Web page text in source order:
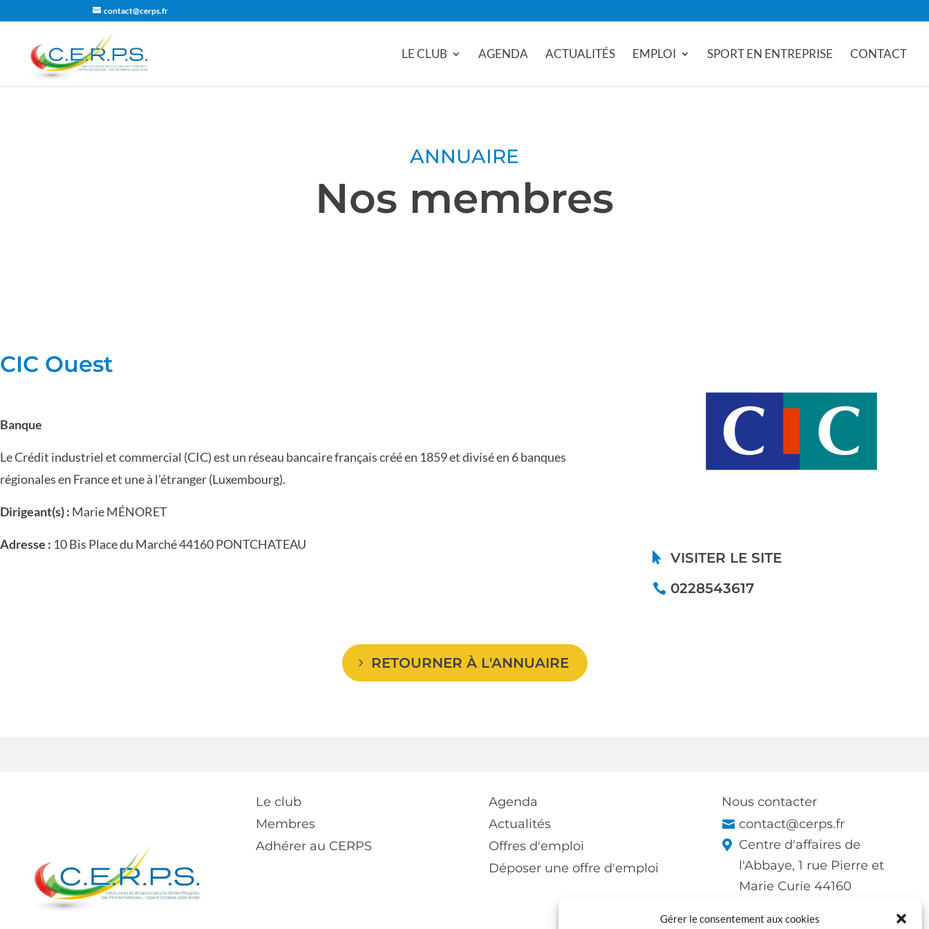
Gérer le consentement aux cookies
contact@cerps.fr
LE CLUB AGENDA ACTUALITÉS EMPLOI SPORT EN ENTREPRISE CONTACT
ANNUAIRE
Nos membres
CIC Ouest
Banque
Le Crédit industriel et commercial (CIC) est un réseau bancaire français créé en 1859 et divisé en 6 banques
régionales en France et une à l’étranger (Luxembourg).
Dirigeant(s) : Marie MÉNORET
Adresse : 10 Bis Place du Marché 44160 PONTCHATEAU
VISITER LE SITE
0228543617
RETOURNER À L'ANNUAIRE
Le club
Membres
Adhérer au CERPS
Agenda
Actualités
Offres d'emploi
Déposer une offre d'emploi
Nous contacter
contact@cerps.fr
Centre d'affaires de
l'Abbaye, 1 rue Pierre et
Marie Curie 44160